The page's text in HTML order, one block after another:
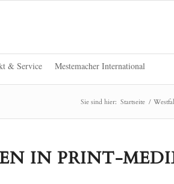
& Service Mestemacher International
Sie sind hier: Startseite /
IN PRINT-